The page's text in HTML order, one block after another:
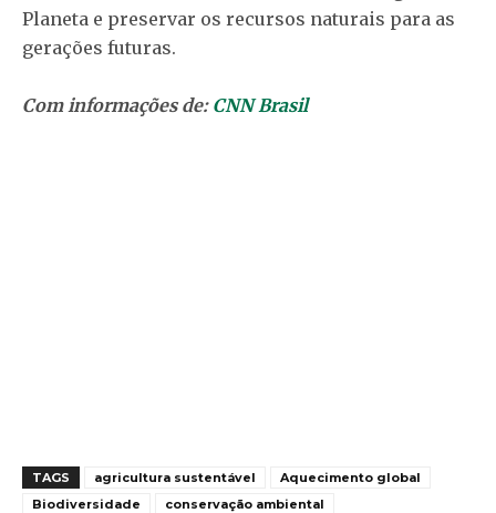
Planeta e preservar os recursos naturais para as
gerações futuras.
Com informações de: CNN Brasil
TAGS agricultura sustentável
Aquecimento global
Biodiversidade
conservação ambiental